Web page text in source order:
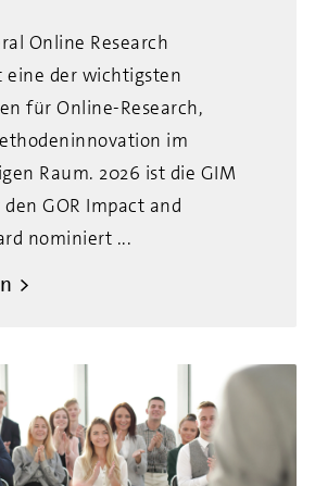
Online Research
eine der wichtigsten
für Online-Research,
im
Raum. 2026 ist die GIM
GOR Impact and
nominiert ...